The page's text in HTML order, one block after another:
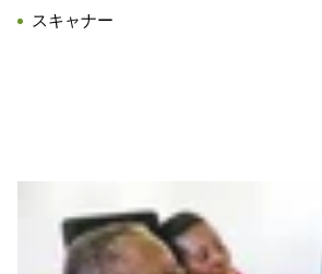
スキャナー